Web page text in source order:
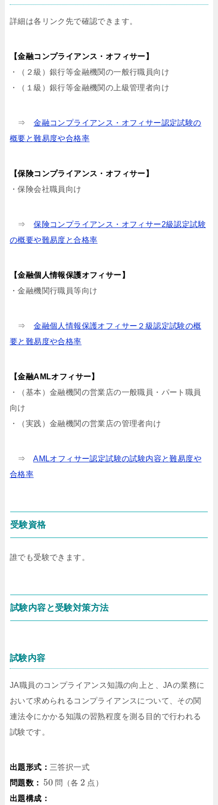
詳細は各リンク先で確認できます。
【金融コンプライアンス・オフィサー】
・（ ２ 級）銀行等金融機関の一般行職員向け
・（ １ 級）銀行等金融機関の上級管理者向け
⇒金融コンプライアンス・オフィサー認定試験の
概要と難易度や合格率
【保険コンプライアンス・オフィサー】
・保険会社職員向け
⇒保険コンプライアンス・オフィサー2級認定試験
の概要や難易度と合格率
【金融個人情報保護オフィサー】
・金融機関行職員等向け
⇒金融個人情報保護オフィサー２級認定試験の概
要と難易度や合格率
【金融AMLオフィサー】
・（基本）金融機関の営業店の一般職員・パート職員
向け
・（実践）金融機関の営業店の管理者向け
⇒AMLオフィサー認定試験の試験内容と難易度や
合格率
受験資格
誰でも受験できます。
試験内容と受験対策方法
試験内容
JA職員のコンプライアンス知識の向上と、JAの業務に
おいて求められるコンプライアンスについて、その関
連法令にかかる知識の習熟程度を測る目的で行われる
試験です。
出題形式： 三答択一式
問題数：
50 問（各 2 点）
出題構成：